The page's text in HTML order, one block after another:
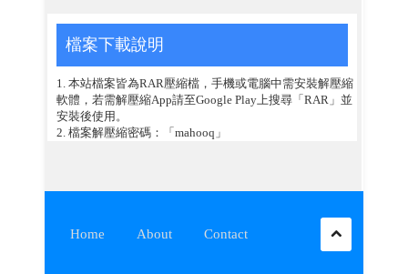
檔案下載說明
1. 本站檔案皆為RAR壓縮檔，手機或電腦中需安裝解壓縮
軟體，若需解壓縮App請至Google Play上搜尋「RAR」並
安裝後使用。
2. 檔案解壓縮密碼：「mahooq」
Home About Contact